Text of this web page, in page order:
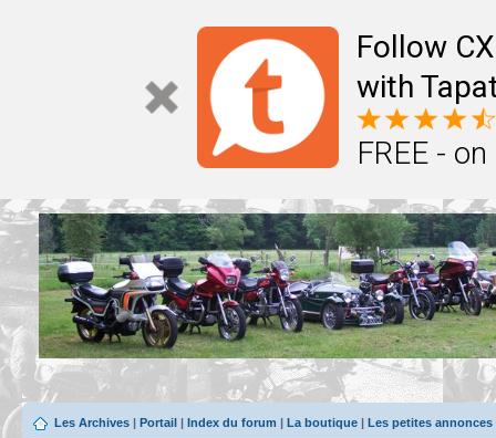
Follow
with
FREE -
Les Archives | Portail | Index du forum | La boutique | Les petites